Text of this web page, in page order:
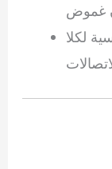
لكلا